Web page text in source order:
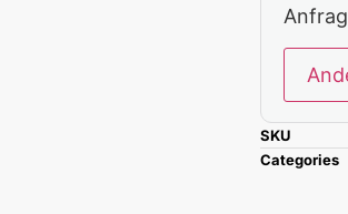
SKU
Categories